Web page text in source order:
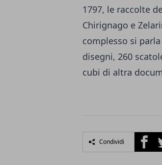
1797, le raccolte
Chirignago e
complesso si
disegni, 260
cubi di altra
Condividi